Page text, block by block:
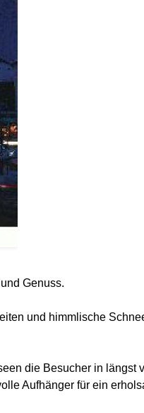
Genuss.
und himmlische
die Besucher in längst
Aufhänger für ein